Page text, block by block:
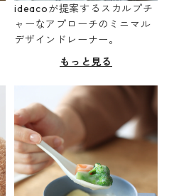
ideacoが提案するスカルプチ
ャーなアプローチのミニマル
デザインドレーナー。
もっと見る